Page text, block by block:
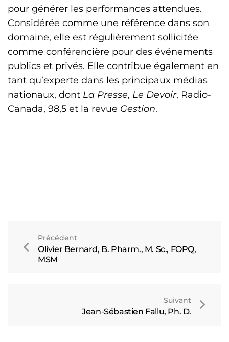
pour générer les performances attendues.
Considérée comme une référence dans son
domaine, elle est régulièrement sollicitée
comme conférencière pour des événements
publics et privés. Elle contribue également en
tant qu’experte dans les principaux médias
nationaux, dont La Presse, Le Devoir, Radio-
Canada, 98,5 et la revue Gestion.
Précédent
Olivier Bernard, B. Pharm., M. Sc., FOPQ,
MSM
Suivant
Jean-Sébastien Fallu, Ph. D.